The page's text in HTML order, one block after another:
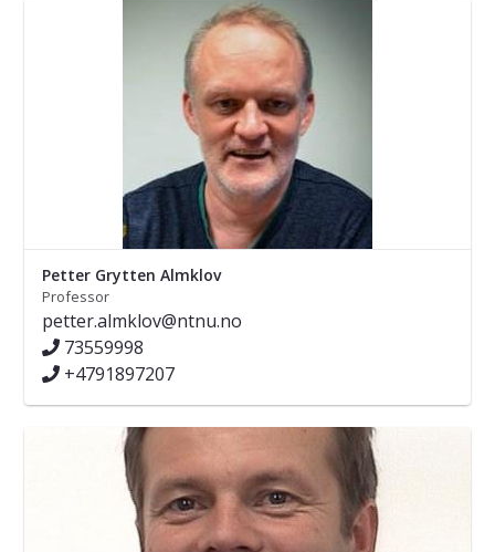
Petter Grytten Almklov
Professor
petter.almklov@ntnu.no
73559998
+4791897207